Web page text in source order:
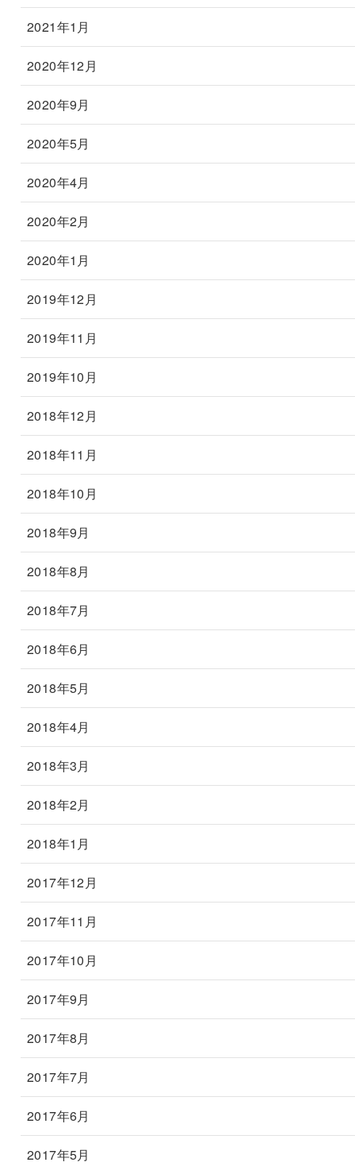
2021年1月
2020年12月
2020年9月
2020年5月
2020年4月
2020年2月
2020年1月
2019年12月
2019年11月
2019年10月
2018年12月
2018年11月
2018年10月
2018年9月
2018年8月
2018年7月
2018年6月
2018年5月
2018年4月
2018年3月
2018年2月
2018年1月
2017年12月
2017年11月
2017年10月
2017年9月
2017年8月
2017年7月
2017年6月
2017年5月